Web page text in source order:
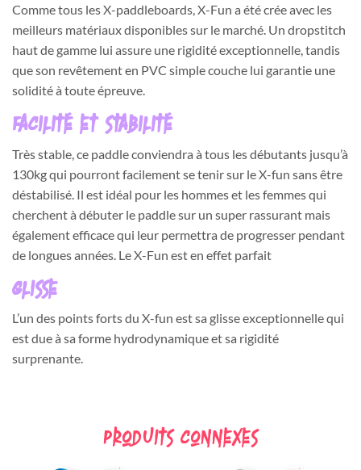
Comme tous les X-paddleboards, X-Fun a été crée avec les
meilleurs matériaux disponibles sur le marché. Un dropstitch
haut de gamme lui assure une rigidité exceptionnelle, tandis
que son revêtement en PVC simple couche lui garantie une
solidité à toute épreuve.
Facilité et stabilité
Très stable, ce paddle conviendra à tous les débutants jusqu’à
130kg qui pourront facilement se tenir sur le X-fun sans être
déstabilisé. Il est idéal pour les hommes et les femmes qui
cherchent à débuter le paddle sur un super rassurant mais
également efficace qui leur permettra de progresser pendant
de longues années. Le X-Fun est en effet parfait
Glisse
L’un des points forts du X-fun est sa glisse exceptionnelle qui
est due à sa forme hydrodynamique et sa rigidité
surprenante.
Produits Connexes